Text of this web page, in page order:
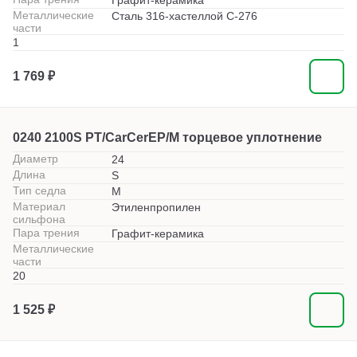
Металлические
части
Сталь 316-хастеллой С-276
1
1 769 ₽
0240 2100S PT/CarCerEP/M торцевое уплотнение
Диаметр
24
Длина
S
Тип седла
M
Материал
сильфона
Этиленпропилен
Пара трения
Графит-керамика
Металлические
части
20
1 525 ₽